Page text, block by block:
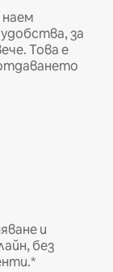
за
Това е
и
без